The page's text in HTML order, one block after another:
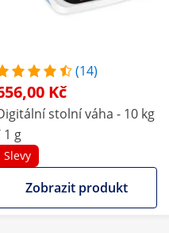
(14)
Kč
stolní váha - 10 kg
1 g
Slevy
Zobrazit produkt